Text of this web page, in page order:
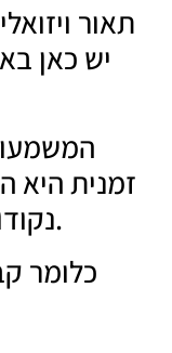
תאור
יש כאן
זמנית היא
נקודות מבט שונות בכל רגע נתון.
כלומר